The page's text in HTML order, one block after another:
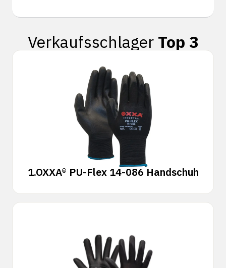
Verkaufsschlager Top 3
1.OXXA® PU-Flex 14-086 Handschuh